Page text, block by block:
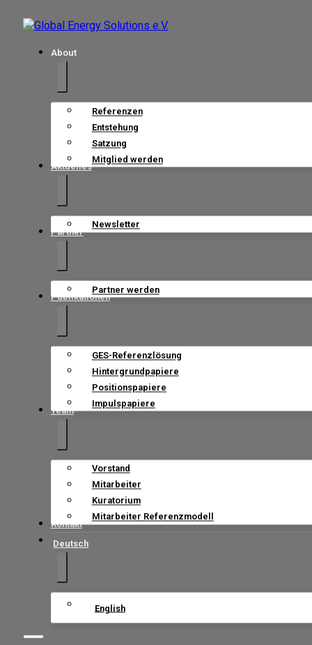
About
Referenzen
Entstehung
Satzung
Mitglied werden
Aktuelles
Newsletter
Partner
Partner werden
Publikationen
GES-Referenzlösung
Hintergrundpapiere
Positionspapiere
Impulspapiere
Team
Vorstand
Mitarbeiter
Kuratorium
Mitarbeiter Referenzmodell
Kontakt
Deutsch
English